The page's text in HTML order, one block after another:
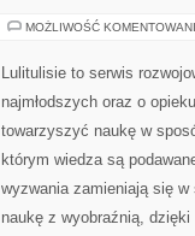
MOŻLIWOŚĆ
Lulitulisie to serwis
najmłodszych oraz o
towarzyszyć naukę w
którym wiedza są
wyzwania zamieniają się
naukę z wyobraźnią,